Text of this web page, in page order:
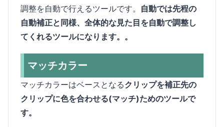
調整を自動で行えるツールです。 自動では先程の
自動補正と同様、全体的な見た目を自動で調整し
てくれるツールになります。。
マッチカラー
マッチカラーはベースとなるクリップを補正先の
クリップに色を合わせる(マッチ)ためのツールで
す。